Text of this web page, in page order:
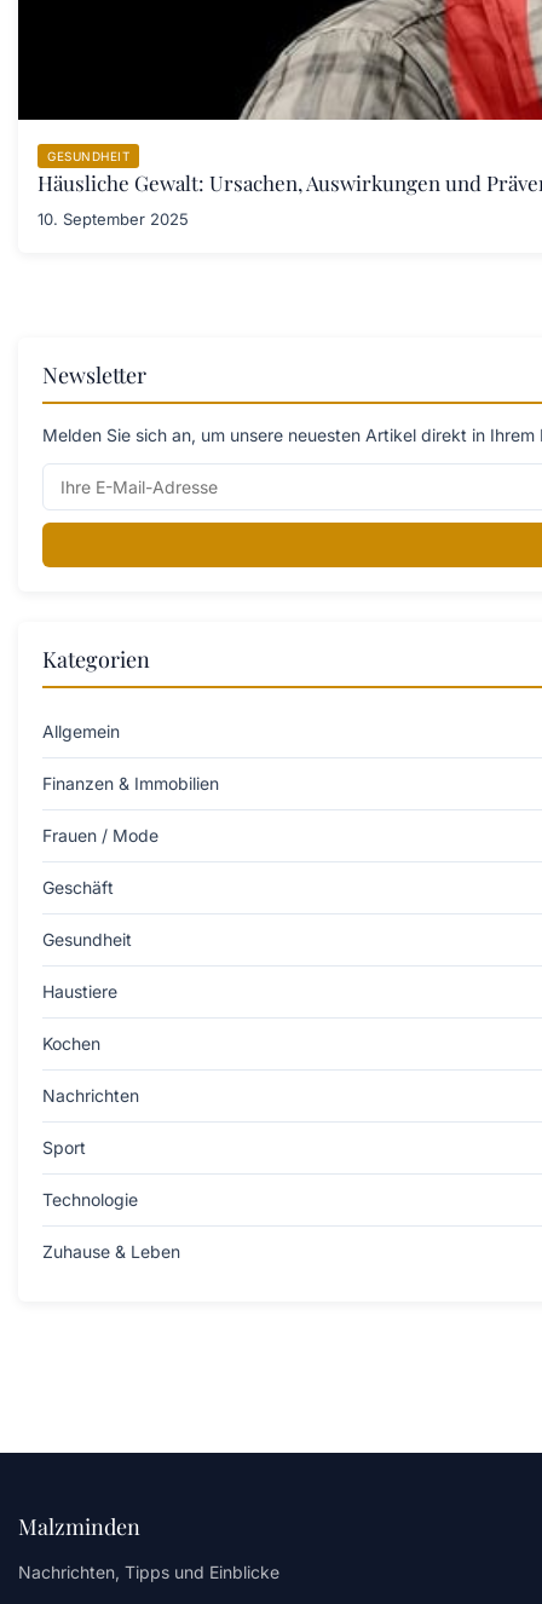
GESUNDHEIT
Häusliche Gewalt: Ursachen, Auswirkungen und
10. September 2025
Newsletter
Melden Sie sich an, um unsere neuesten Artikel direkt in
Kategorien
Allgemein
Finanzen & Immobilien
Frauen / Mode
Geschäft
Gesundheit
Haustiere
Kochen
Nachrichten
Sport
Technologie
Zuhause & Leben
Malzminden
Nachrichten, Tipps und Einblicke